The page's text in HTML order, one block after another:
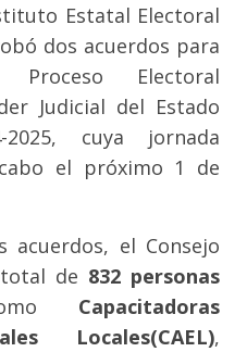
Estatal Electoral
dos acuerdos para
Electoral
Judicial del Estado
2025, cuya jornada
el próximo 1 de
acuerdos, el Consejo
de 832 personas
Capacitadoras
Locales(CAEL),